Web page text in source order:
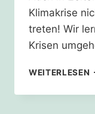
Klimakrise
treten! Wir
Krisen
WEITERLESEN